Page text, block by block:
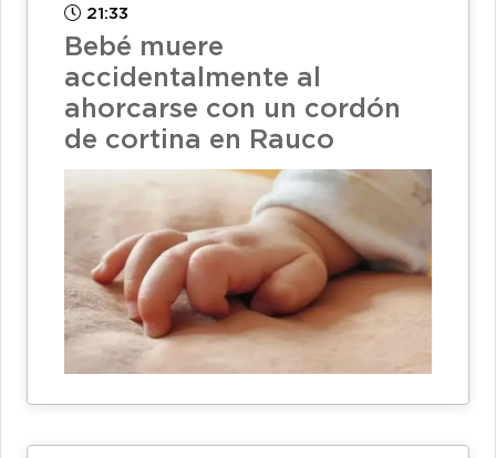
21:33
Bebé muere
accidentalmente al
ahorcarse con un cordón
de cortina en Rauco